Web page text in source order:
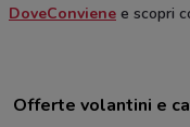
DoveConviene e scopri
Offerte volantini e